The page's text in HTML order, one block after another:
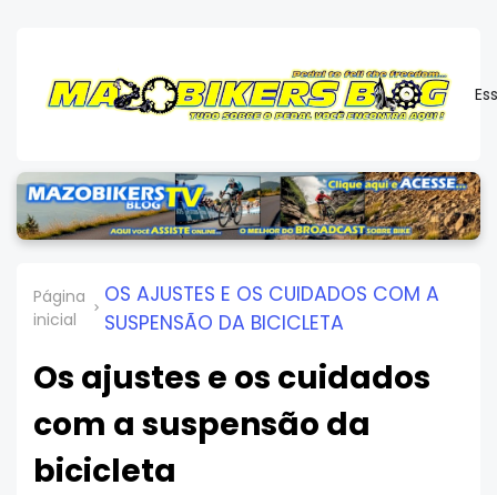
Página
inicial
OS AJUSTES E OS CUIDADOS COM A
SUSPENSÃO DA BICICLETA
Os ajustes e os cuidados
com a suspensão da
bicicleta